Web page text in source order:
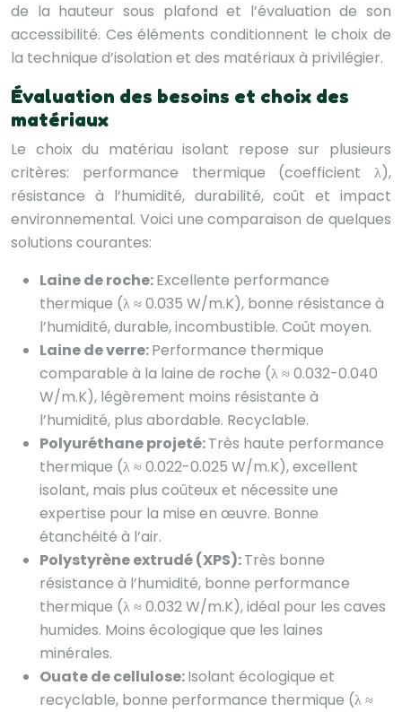
de la hauteur sous plafond et l’évaluation de son
accessibilité. Ces éléments conditionnent le choix de
la technique d’isolation et des matériaux à privilégier.
Évaluation des besoins et choix des
matériaux
Le choix du matériau isolant repose sur plusieurs
critères: performance thermique (coefficient λ),
résistance à l’humidité, durabilité, coût et impact
environnemental. Voici une comparaison de quelques
solutions courantes:
Laine de roche:Excellente performance
thermique (λ ≈ 0.035 W/m.K), bonne résistance à
l’humidité, durable, incombustible. Coût moyen.
Laine de verre:Performance thermique
comparable à la laine de roche (λ ≈ 0.032-0.040
W/m.K), légèrement moins résistante à
l’humidité, plus abordable. Recyclable.
Polyuréthane projeté:Très haute performance
thermique (λ ≈ 0.022-0.025 W/m.K), excellent
isolant, mais plus coûteux et nécessite une
expertise pour la mise en œuvre. Bonne
étanchéité à l’air.
Polystyrène extrudé (XPS):Très bonne
résistance à l’humidité, bonne performance
thermique (λ ≈ 0.032 W/m.K), idéal pour les caves
humides. Moins écologique que les laines
minérales.
Ouate de cellulose:Isolant écologique et
recyclable, bonne performance thermique (λ ≈